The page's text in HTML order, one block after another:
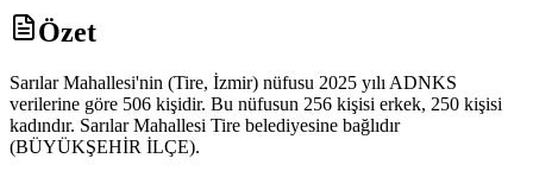
Özet
Sarılar Mahallesi'nin (Tire, İzmir) nüfusu 2025 yılı ADNKS
verilerine göre 506 kişidir. Bu nüfusun 256 kişisi erkek, 250 kişisi
kadındır. Sarılar Mahallesi Tire belediyesine bağlıdır
(BÜYÜKŞEHİR İLÇE).